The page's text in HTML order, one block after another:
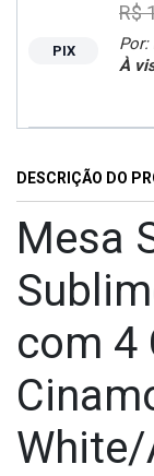
PIX Por:
À
R$
DESCRIÇÃO DO
Mesa
com 4